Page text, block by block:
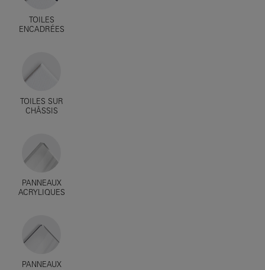
TOILES
ENCADRÉES
TOILES SUR
CHÂSSIS
PANNEAUX
ACRYLIQUES
PANNEAUX